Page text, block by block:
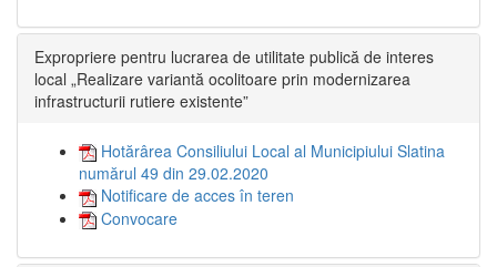
Expropriere pentru lucrarea de utilitate publică de interes
local „Realizare variantă ocolitoare prin modernizarea
infrastructurii rutiere existente”
Hotărârea Consiliului Local al Municipiului Slatina
numărul 49 din 29.02.2020
Notificare de acces în teren
Convocare